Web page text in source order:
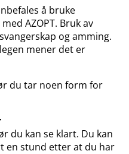
å bruke
AZOPT. Bruk av
og amming.
mener det er
du tar noen form for
du kan se klart. Du kan
en stund etter at du har